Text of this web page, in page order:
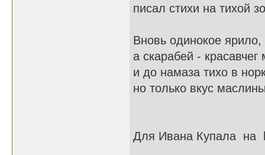
писал стихи на тихой
Вновь одинокое
а скарабей -
и до намаза тихо в
но только вкус
Для Ивана Купала на